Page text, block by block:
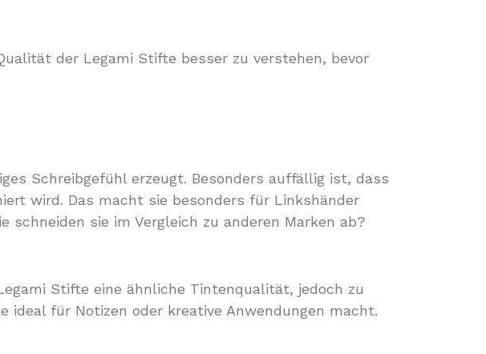
der Legami Stifte besser zu verstehen, bevor
Schreibgefühl erzeugt. Besonders auffällig ist, dass
wird. Das macht sie besonders für Linkshänder
sie im Vergleich zu anderen Marken ab?
Stifte eine ähnliche Tintenqualität, jedoch zu
ideal für Notizen oder kreative Anwendungen macht.